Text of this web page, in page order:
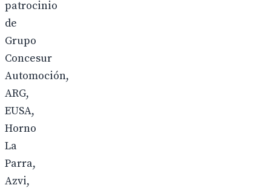
patrocinio
de
Grupo
Concesur
Automoción,
ARG,
EUSA,
Horno
La
Parra,
Azvi,